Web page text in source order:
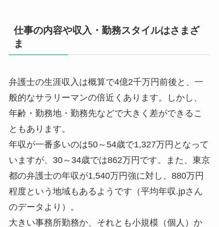
仕事の内容や収入・勤務スタイルはさまざ
ま
弁護士の生涯収入は概算で4億2千万円前後と、一
般的なサラリーマンの倍近くあります。しかし、
年齢・勤務地・勤務先などで大きく差ができるこ
ともあります。
年収が一番多いのは50～54歳で1,327万円となって
いますが、30～34歳では862万円です。また、東京
都の弁護士の年収が1,540万円強に対し、880万円
程度という地域もあるようです（平均年収.jpさん
のデータより）。
大きい事務所勤務か、それとも小規模（個人）か